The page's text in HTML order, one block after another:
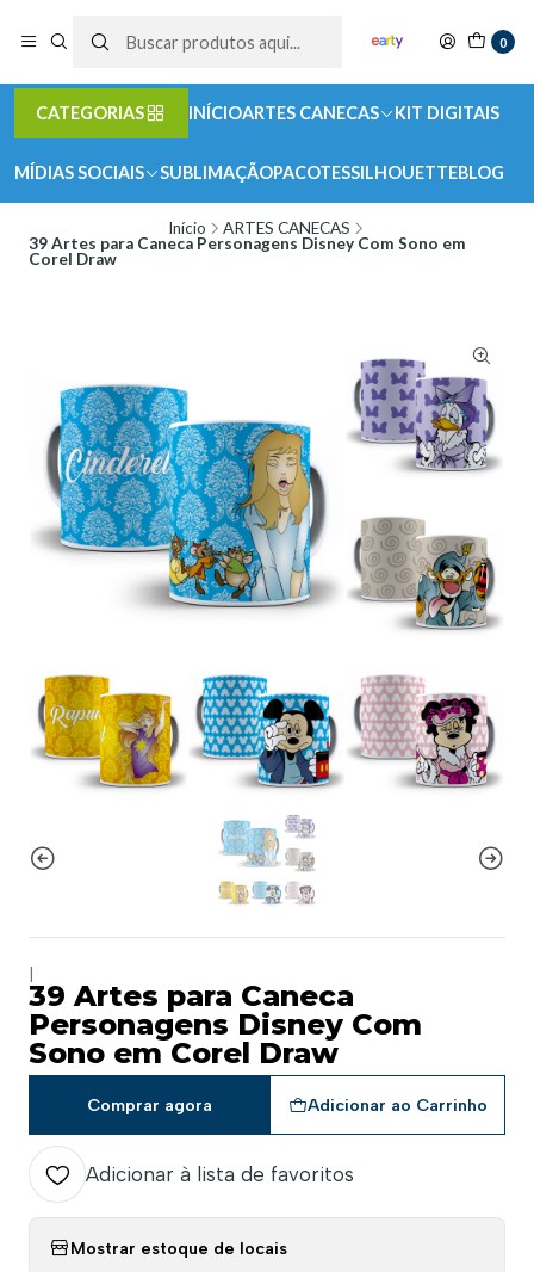
0
CATEGORIAS INÍCIOARTES CANECAS KIT DIGITAIS
MÍDIAS SOCIAIS SUBLIMAÇÃOPACOTESSILHOUETTEBLOG
Início
ARTES CANECAS
39 Artes para Caneca Personagens Disney Com Sono em
Corel Draw
39 Artes para Caneca
Personagens Disney Com
Sono em Corel Draw
Adicionar ao Carrinho
Comprar agora
Adicionar à lista de favoritos
Mostrar estoque de locais